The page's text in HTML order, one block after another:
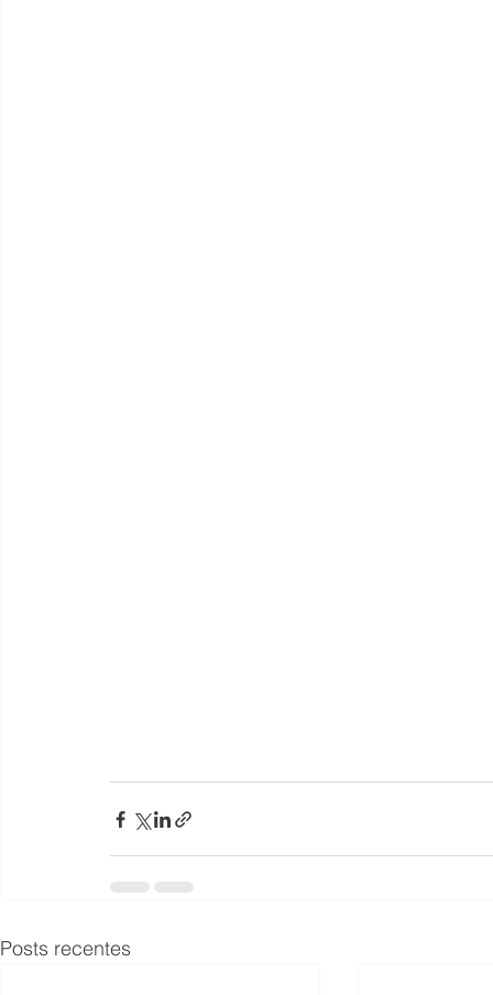
Posts recentes